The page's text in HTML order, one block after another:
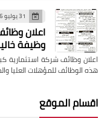
31 يوليو 2026
وظيفة
هذه الوظائف للمؤهلات العليا
اقسام الموقع